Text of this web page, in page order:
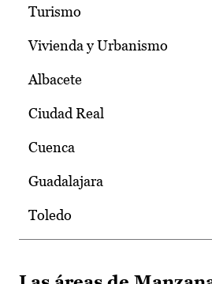
Turismo
Vivienda y Urbanismo
Albacete
Ciudad Real
Cuenca
Guadalajara
Toledo